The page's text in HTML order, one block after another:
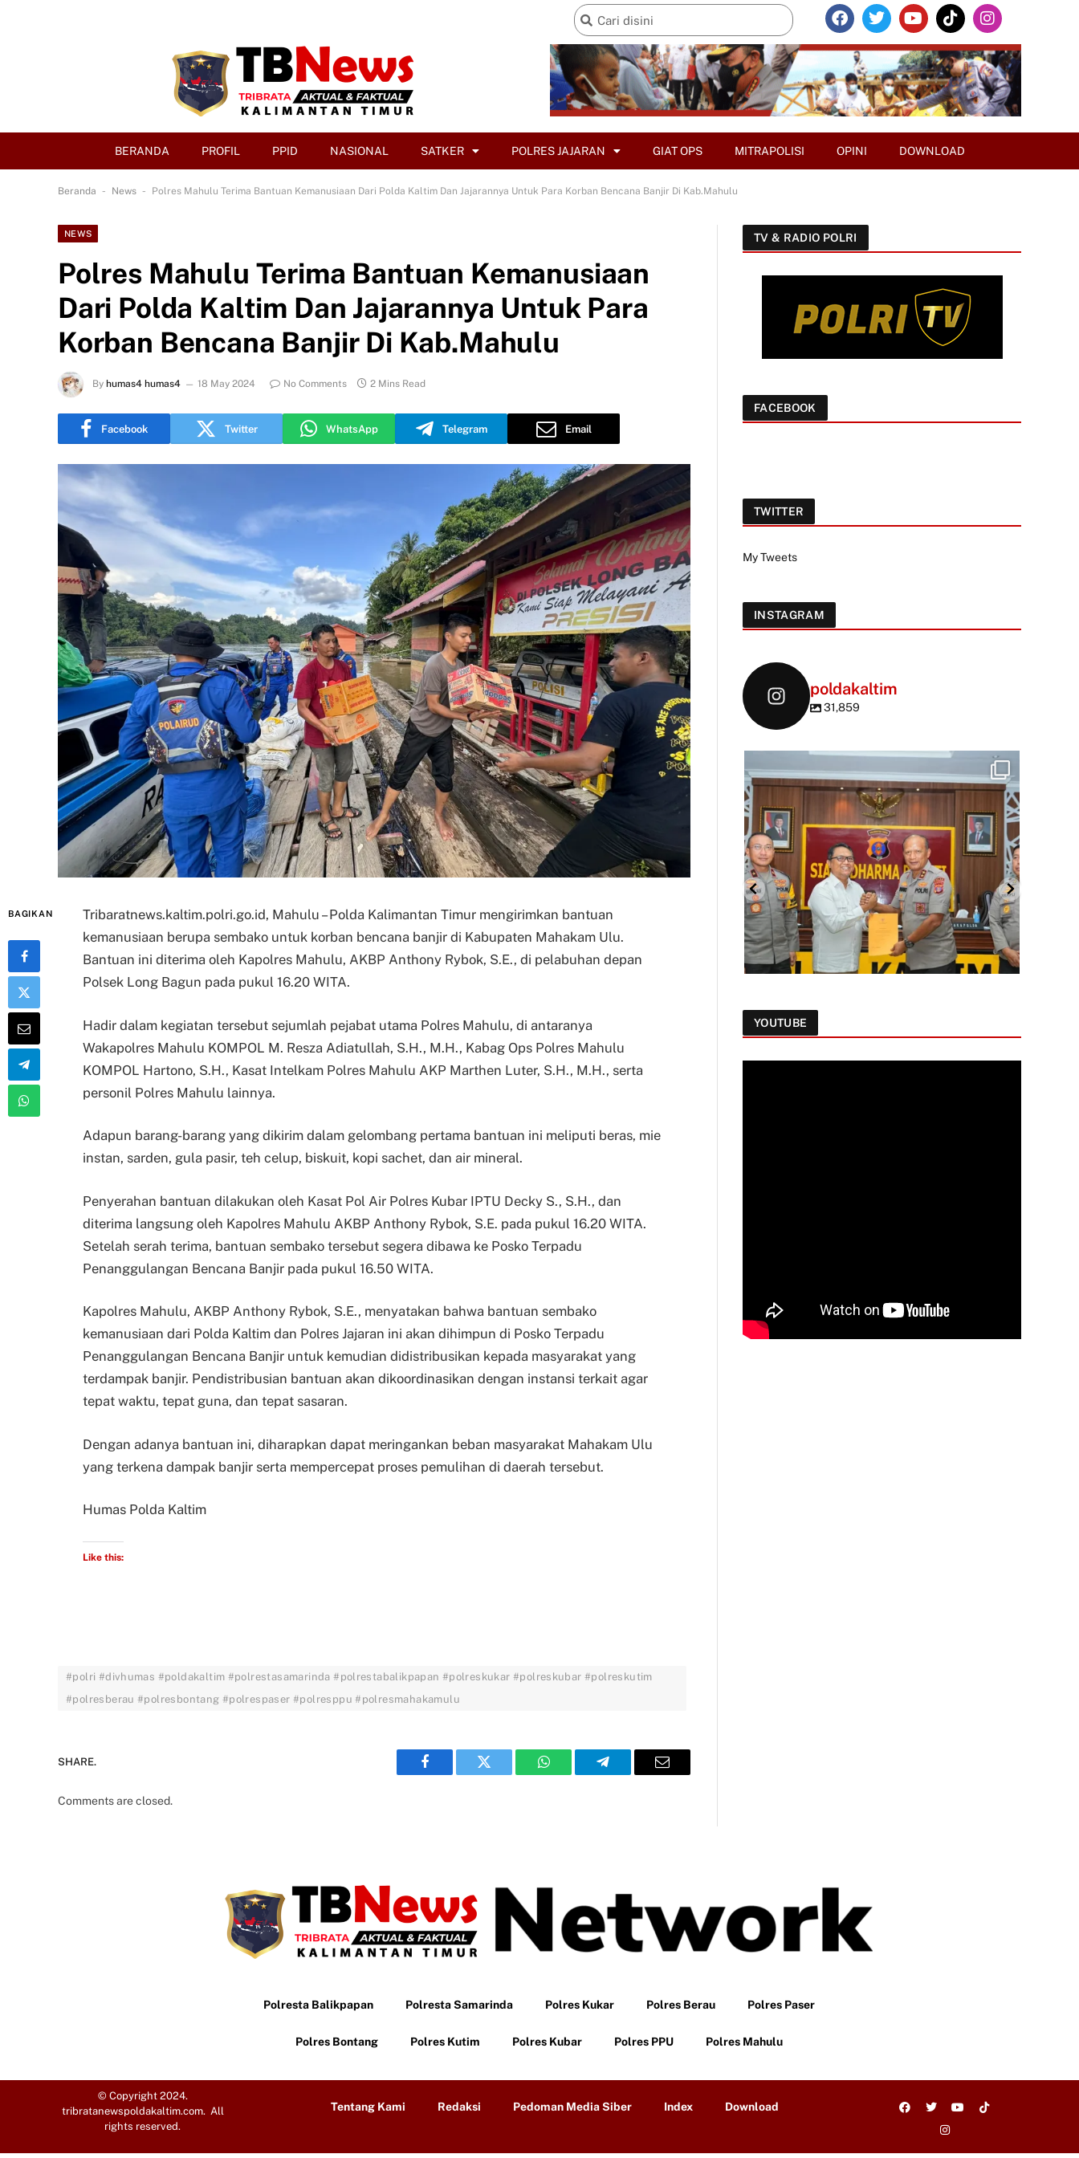
BERANDA PROFIL PPID NASIONAL SATKER POLRES JAJARAN GIAT OPS MITRAPOLISI OPINI DOWNLOAD
Beranda - News - Polres Mahulu Terima Bantuan Kemanusiaan Dari Polda Kaltim Dan Jajarannya Untuk Para Korban Bencana Banjir Di Kab.Mahulu
NEWS
Polres Mahulu Terima Bantuan Kemanusiaan
Dari Polda Kaltim Dan Jajarannya Untuk Para
Korban Bencana Banjir Di Kab.Mahulu
By humas4 humas4 18 May 2024 No Comments 2 Mins Read
Facebook Twitter WhatsApp Telegram Email
BAGIKAN
Tribaratnews.kaltim.polri.go.id, Mahulu – Polda Kalimantan Timur mengirimkan bantuan
kemanusiaan berupa sembako untuk korban bencana banjir di Kabupaten Mahakam Ulu.
Bantuan ini diterima oleh Kapolres Mahulu, AKBP Anthony Rybok, S.E., di pelabuhan depan
Polsek Long Bagun pada pukul 16.20 WITA.
Hadir dalam kegiatan tersebut sejumlah pejabat utama Polres Mahulu, di antaranya
Wakapolres Mahulu KOMPOL M. Resza Adiatullah, S.H., M.H., Kabag Ops Polres Mahulu
KOMPOL Hartono, S.H., Kasat Intelkam Polres Mahulu AKP Marthen Luter, S.H., M.H., serta
personil Polres Mahulu lainnya.
Adapun barang-barang yang dikirim dalam gelombang pertama bantuan ini meliputi beras, mie
instan, sarden, gula pasir, teh celup, biskuit, kopi sachet, dan air mineral.
Penyerahan bantuan dilakukan oleh Kasat Pol Air Polres Kubar IPTU Decky S., S.H., dan
diterima langsung oleh Kapolres Mahulu AKBP Anthony Rybok, S.E. pada pukul 16.20 WITA.
Setelah serah terima, bantuan sembako tersebut segera dibawa ke Posko Terpadu
Penanggulangan Bencana Banjir pada pukul 16.50 WITA.
Kapolres Mahulu, AKBP Anthony Rybok, S.E., menyatakan bahwa bantuan sembako
kemanusiaan dari Polda Kaltim dan Polres Jajaran ini akan dihimpun di Posko Terpadu
Penanggulangan Bencana Banjir untuk kemudian didistribusikan kepada masyarakat yang
terdampak banjir. Pendistribusian bantuan akan dikoordinasikan dengan instansi terkait agar
tepat waktu, tepat guna, dan tepat sasaran.
Dengan adanya bantuan ini, diharapkan dapat meringankan beban masyarakat Mahakam Ulu
yang terkena dampak banjir serta mempercepat proses pemulihan di daerah tersebut.
Humas Polda Kaltim
Like this:
#polri #divhumas #poldakaltim #polrestasamarinda #polrestabalikpapan #polreskukar #polreskubar #polreskutim
#polresberau #polresbontang #polrespaser #polresppu #polresmahakamulu
SHARE.
Facebook Twitter WhatsAppTelegram Email
Comments are closed.
TV & RADIO POLRI
FACEBOOK
TWITTER
My Tweets
INSTAGRAM
poldakaltim
31,859
YOUTUBE
Polresta Balikpapan Polresta Samarinda Polres Kukar Polres Berau Polres Paser
Polres Bontang Polres Kutim Polres Kubar Polres PPU Polres Mahulu
© Copyright 2024.
tribratanewspoldakaltim.com. All
rights reserved.
Tentang Kami Redaksi Pedoman Media Siber Index Download